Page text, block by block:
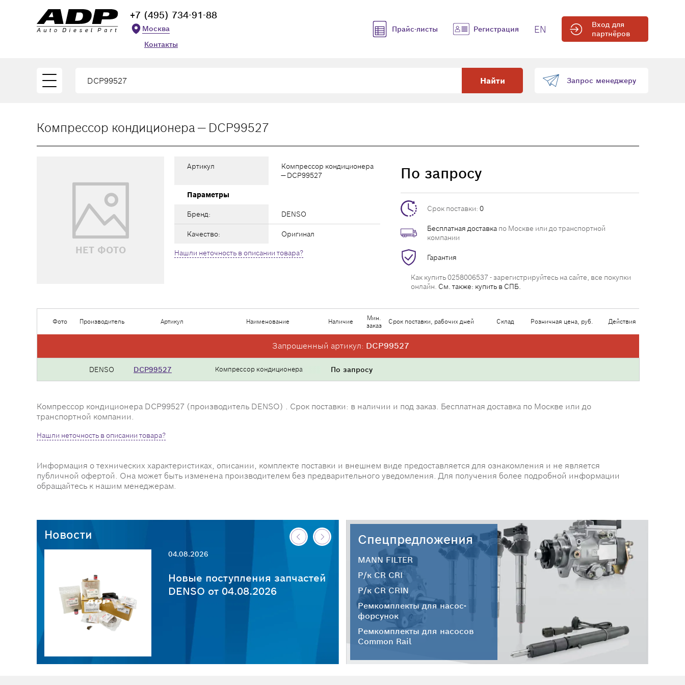
+7 (495) 734-91-88
Москва
Контакты
Прайс-листы Регистрация EN
Вход для
партнёров
Найти Запрос менеджеру
Компрессор кондиционера — DCP99527
НЕТ ФОТО
Артикул
Компрессор кондиционера
— DCP99527
Параметры
Бренд: DENSO
Качество: Оригинал
Нашли неточность в описании товара?
По запросу
Срок поставки: 0
Бесплатная доставка по Москве или до транспортной
компании
Гарантия
Как купить 0258006537 - зарегистрируйтесь на сайте, все покупки
онлайн. См. также: купить в СПБ.
Фото Производитель Артикул Наименование Наличие
Мин.
заказ
Срок поставки, рабочих дней Склад Розничная цена, руб. Действия
Запрошенный артикул: DCP99527
DENSO DCP99527 Компрессор кондиционера По запросу
Компрессор кондиционера DCP99527 (производитель DENSO) . Срок поставки: в наличии и под заказ. Бесплатная доставка по Москве или до
транспортной компании.
Нашли неточность в описании товара?
Информация о технических характеристиках, описании, комплекте поставки и внешнем виде предоставляется для ознакомления и не является
публичной офертой. Она может быть изменена производителем без предварительного уведомления. Для получения более подробной информации
обращайтесь к нашим менеджерам.
Новости
04.08.2026
Новые поступления запчастей
DENSO от 04.08.2026
30.07.2026
Новые поступления запчастей
HC-CARGO от 30.07.2026
Спецпредложения
MANN FILTER
Р/к CR CRI
Р/к CR CRIN
Ремкомплекты для насос-
форсунок
Ремкомплекты для насосов
Common Rail